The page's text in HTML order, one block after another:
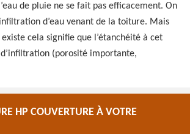
de pluie ne se fait pas efficacement. On
d’eau venant de la toiture. Mais
cela signifie que l’étanchéité à cet
(porosité importante,
HP COUVERTURE À VOTRE